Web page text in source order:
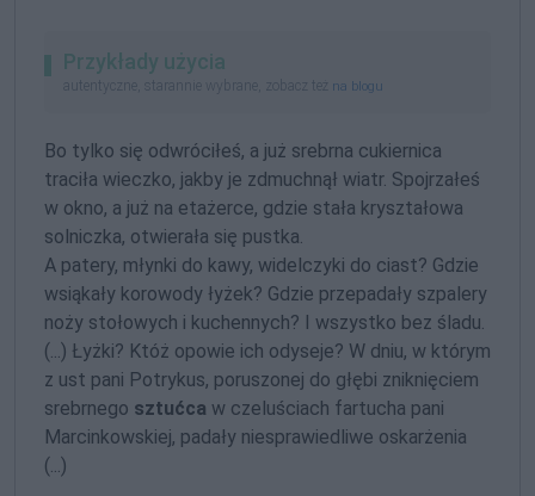
Przykłady użycia
autentyczne, starannie wybrane, zobacz też na blogu
Bo tylko się odwróciłeś, a już srebrna cukiernica
traciła wieczko, jakby je zdmuchnął wiatr. Spojrzałeś
w okno, a już na etażerce, gdzie stała kryształowa
solniczka, otwierała się pustka.
A patery, młynki do kawy, widelczyki do ciast? Gdzie
wsiąkały korowody łyżek? Gdzie przepadały szpalery
noży stołowych i kuchennych? I wszystko bez śladu.
(...) Łyżki? Któż opowie ich odyseje? W dniu, w którym
z ust pani Potrykus, poruszonej do głębi zniknięciem
srebrnego sztućca w czeluściach fartucha pani
Marcinkowskiej, padały niesprawiedliwe oskarżenia
(...)